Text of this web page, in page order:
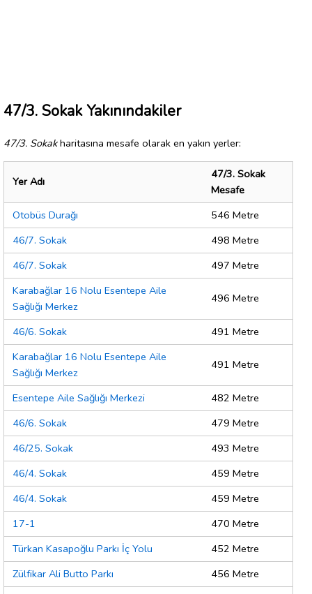
47/3. Sokak Yakınındakiler
47/3. Sokakharitasına mesafe olarak en yakın yerler:
Yer Adı
47/3. Sokak
Mesafe
Otobüs Durağı
546 Metre
46/7. Sokak
498 Metre
46/7. Sokak
497 Metre
Karabağlar 16 Nolu Esentepe Aile
Sağlığı Merkez
496 Metre
46/6. Sokak
491 Metre
Karabağlar 16 Nolu Esentepe Aile
Sağlığı Merkez
491 Metre
Esentepe Aile Sağlığı Merkezi
482 Metre
46/6. Sokak
479 Metre
46/25. Sokak
493 Metre
46/4. Sokak
459 Metre
46/4. Sokak
459 Metre
17-1
470 Metre
Türkan Kasapoğlu Parkı İç Yolu
452 Metre
Zülfikar Ali Butto Parkı
456 Metre